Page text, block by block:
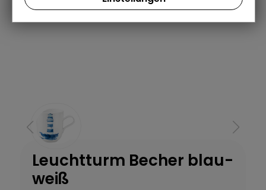
Leuchtturm Becher blau-
weiß